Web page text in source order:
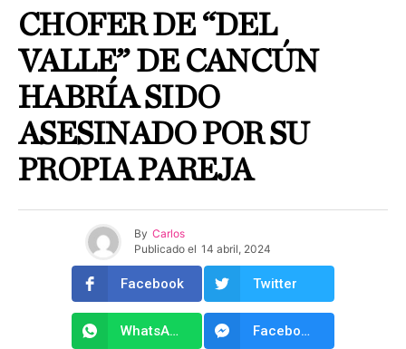
CHOFER DE “DEL
VALLE” DE CANCÚN
HABRÍA SIDO
ASESINADO POR SU
PROPIA PAREJA
By Carlos
Publicado el 14 abril, 2024
Facebook Twitter
WhatsApp Facebook Messenger